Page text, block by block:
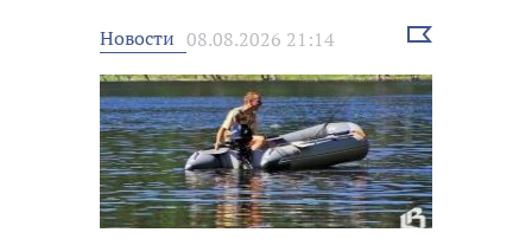
Новости 08.08.2026 21:14
Выбрать